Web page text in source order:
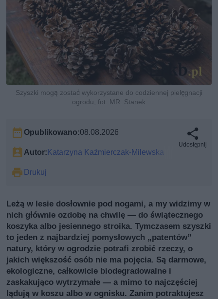
Szyszki mogą zostać wykorzystane do codziennej pielęgnacji
ogrodu, fot. MR. Stanek
Opublikowano:08.08.2026
Autor: Katarzyna Kaźmierczak-Milewska
Drukuj
Udostępnij
Leżą w lesie dosłownie pod nogami, a my widzimy w
nich głównie ozdobę na chwilę — do świątecznego
koszyka albo jesiennego stroika. Tymczasem szyszki
to jeden z najbardziej pomysłowych „patentów”
natury, który w ogrodzie potrafi zrobić rzeczy, o
jakich większość osób nie ma pojęcia. Są darmowe,
ekologiczne, całkowicie biodegradowalne i
zaskakująco wytrzymałe — a mimo to najczęściej
lądują w koszu albo w ognisku. Zanim potraktujesz